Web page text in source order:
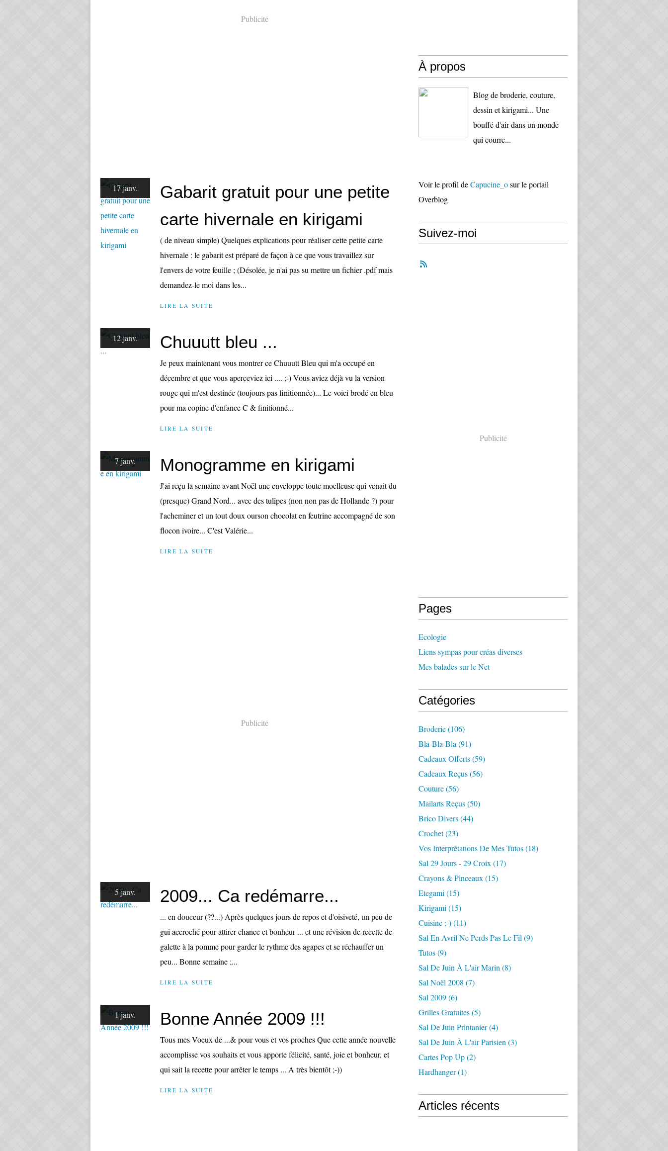
Publicité
17 janv.
Gabarit gratuit pour une petite
carte hivernale en kirigami
( de niveau simple) Quelques explications pour réaliser cette petite carte
hivernale : le gabarit est préparé de façon à ce que vous travaillez sur
l'envers de votre feuille ; (Désolée, je n'ai pas su mettre un fichier .pdf mais
demandez-le moi dans les...
LIRE LA SUITE
12 janv. Chuuutt bleu ...
Je peux maintenant vous montrer ce Chuuutt Bleu qui m'a occupé en
décembre et que vous aperceviez ici .... ;-) Vous aviez déjà vu la version
rouge qui m'est destinée (toujours pas finitionnée)... Le voici brodé en bleu
pour ma copine d'enfance C & finitionné...
LIRE LA SUITE
7 janv. Monogramme en kirigami
J'ai reçu la semaine avant Noël une enveloppe toute moelleuse qui venait du
(presque) Grand Nord... avec des tulipes (non non pas de Hollande ?) pour
l'acheminer et un tout doux ourson chocolat en feutrine accompagné de son
flocon ivoire... C'est Valérie...
LIRE LA SUITE
Publicité
5 janv. 2009... Ca redémarre...
... en douceur (??...) Après quelques jours de repos et d'oisiveté, un peu de
gui accroché pour attirer chance et bonheur ... et une révision de recette de
galette à la pomme pour garder le rythme des agapes et se réchauffer un
peu... Bonne semaine ;...
LIRE LA SUITE
1 janv. Bonne Année 2009 !!!
Tous mes Voeux de ...& pour vous et vos proches Que cette année nouvelle
accomplisse vos souhaits et vous apporte félicité, santé, joie et bonheur, et
qui sait la recette pour arrêter le temps ... A très bientôt ;-))
LIRE LA SUITE
À propos
Blog de broderie, couture,
dessin et kirigami... Une
bouffé d'air dans un monde
qui courre...
Voir le profil deCapucine_osur le portail
Overblog
Suivez-moi
Publicité
Pages
Ecologie
Liens sympas pour créas diverses
Mes balades sur le Net
Catégories
Broderie(106)
Bla-Bla-Bla (91)
Cadeaux Offerts(59)
Cadeaux Reçus(56)
Couture(56)
Mailarts Reçus(50)
Brico Divers(44)
Crochet(23)
Vos Interprétations De Mes Tutos(18)
Sal 29 Jours - 29 Croix (17)
Crayons & Pinceaux (15)
Etegami (15)
Kirigami (15)
Cuisine ;-)(11)
Sal En Avril Ne Perds Pas Le Fil (9)
Tutos(9)
Sal De Juin À L'air Marin (8)
Sal Noël 2008 (7)
Sal 2009(6)
Grilles Gratuites(5)
Sal De Juin Printanier(4)
Sal De Juin À L'air Parisien (3)
Cartes Pop Up(2)
Hardhanger(1)
Articles récents